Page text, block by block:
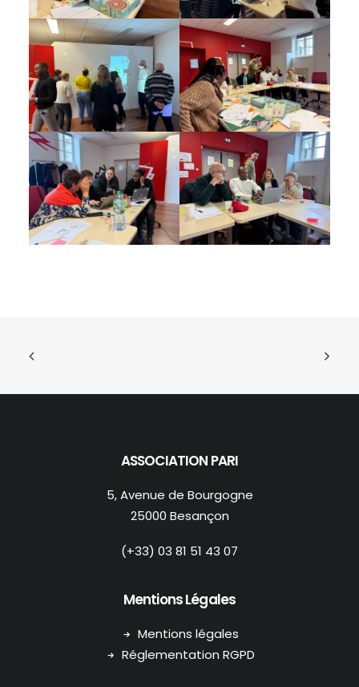
ASSOCIATION PARI
5, Avenue de Bourgogne
25000 Besançon
(+33) 03 81 51 43 07
Mentions Légales
Mentions légales
Réglementation RGPD